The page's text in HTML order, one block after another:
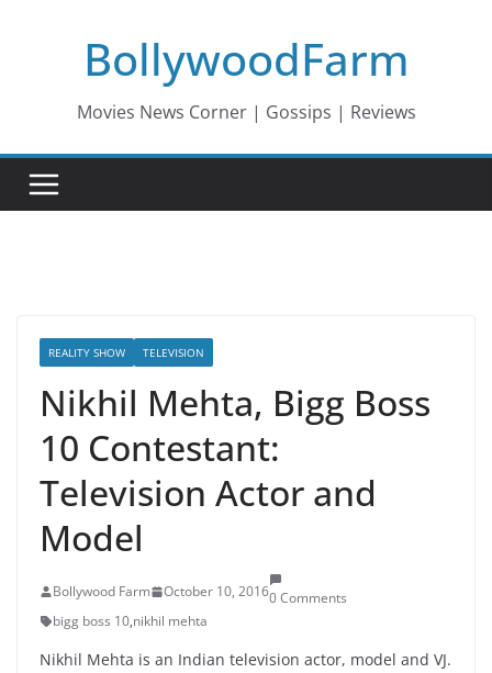
BollywoodFarm
Movies News Corner | Gossips | Reviews
REALITY SHOW TELEVISION
Nikhil Mehta, Bigg Boss
10 Contestant:
Television Actor and
Model
Bollywood Farm October 10, 20160 Comments
bigg boss 10,nikhil mehta
Nikhil Mehta is an Indian television actor, model and VJ.